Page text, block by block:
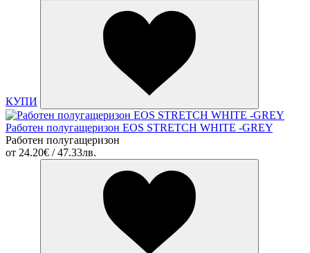
КУПИ
Работен полугащеризон EOS STRETCH WHITE -GREY
Работен полугащеризон
от 24.20€ / 47.33лв.